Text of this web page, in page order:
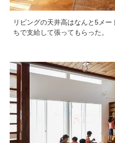
リビングの天井高はなんと5メ
ちで支給して張ってもらった。